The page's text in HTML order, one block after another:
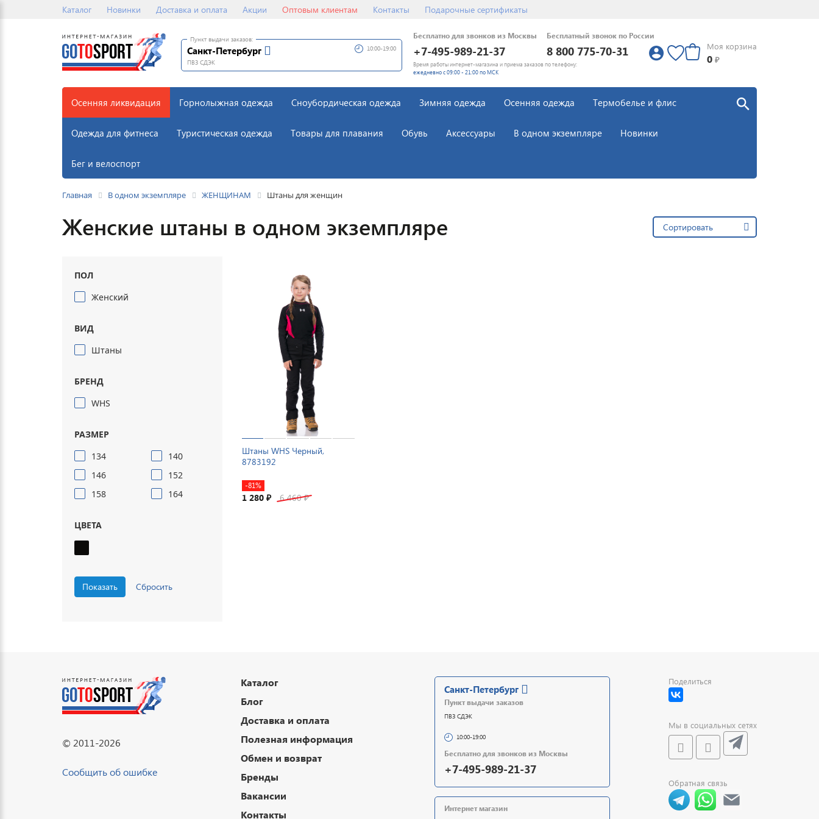
Каталог Новинки Доставка и оплата Акции Оптовым клиентам Контакты Подарочные сертификаты
Пункт выдачи заказов:
Санкт-Петербург
ПВЗ СДЭК
10:00-19:00
Бесплатно для звонков из Москвы
+7-495-989-21-37
Бесплатный звонок по России
8 800 775-70-31
Время работы интернет-магазина и приема заказов по телефону:
ежедневно с 09:00 - 21:00 по МСК
Моя корзина
0 ₽
Осенняя ликвидация Горнолыжная одежда Сноубордическая одежда Зимняя одежда Осенняя одежда Термобелье и флис
Одежда для фитнеса Туристическая одежда Товары для плавания Обувь Аксессуары В одном экземпляре Новинки
Бег и велоспорт
Главная В одном экземпляре ЖЕНЩИНАМ Штаны для женщин
Сортировать
Женские штаны в одном экземпляре
ПОЛ
Женский
ВИД
Штаны
БРЕНД
WHS
РАЗМЕР
134
140
146
152
158
164
ЦВЕТА
Штаны WHS Черный,
8783192
-81%
1 280 ₽ 6 460₽
© 2011-2026
Сообщить об ошибке
Каталог
Блог
Доставка и оплата
Полезная информация
Обмен и возврат
Бренды
Вакансии
Контакты
Санкт-Петербург
Пункт выдачи заказов
ПВЗ СДЭК
10:00-19:00
Бесплатно для звонков из Москвы
+7-495-989-21-37
Интернет магазин
Поделиться
Мы в социальных сетях
Обратная связь